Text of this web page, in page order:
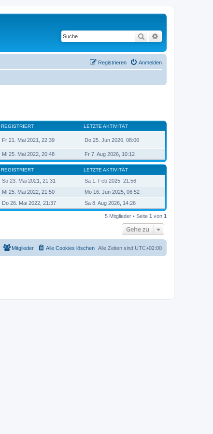
Suche
Anmelden
Registrieren
REGISTRIERT LETZTE AKTIVITÄT
Fr 21. Mai 2021, 22:39 Do 25. Jun 2026, 08:06
Mi 25. Mai 2022, 20:48 Fr 7. Aug 2026, 10:12
REGISTRIERT LETZTE AKTIVITÄT
So 23. Mai 2021, 21:31
Sa 1. Feb 2025, 21:56
Mi 25. Mai 2022, 21:50
Mo 16. Jun 2025, 06:52
Do 26. Mai 2022, 21:37 Sa 8. Aug 2026, 14:26
5 Mitglieder • Seite 1 von 1
Gehe zu
Alle Zeiten sind UTC+02:00
Alle Cookies löschen
Mitglieder